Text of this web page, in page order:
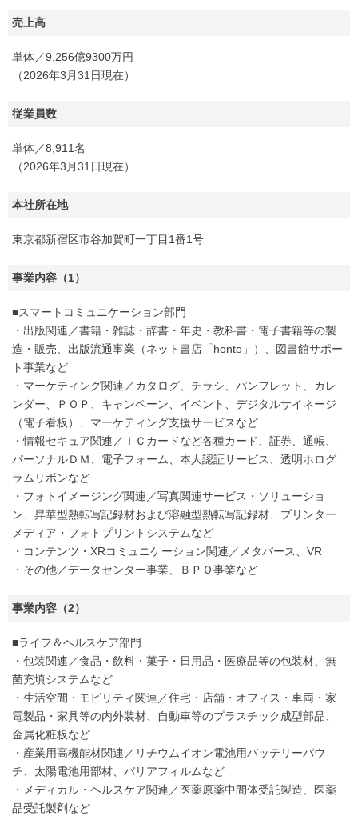
売上高
単体／9,256億9300万円
（2026年3月31日現在）
従業員数
単体／8,911名
（2026年3月31日現在）
本社所在地
東京都新宿区市谷加賀町一丁目1番1号
事業内容（1）
■スマートコミュニケーション部門
・出版関連／書籍・雑誌・辞書・年史・教科書・電子書籍等の製
造・販売、出版流通事業（ネット書店「honto」）、図書館サポー
ト事業など
・マーケティング関連／カタログ、チラシ、パンフレット、カレ
ンダー、ＰＯＰ、キャンペーン、イベント、デジタルサイネージ
（電子看板）、マーケティング支援サービスなど
・情報セキュア関連／ＩＣカードなど各種カード、証券、通帳、
パーソナルＤＭ、電子フォーム、本人認証サービス、透明ホログ
ラムリボンなど
・フォトイメージング関連／写真関連サービス・ソリューショ
ン、昇華型熱転写記録材および溶融型熱転写記録材、プリンター
メディア・フォトプリントシステムなど
・コンテンツ・XRコミュニケーション関連／メタバース、VR
・その他／データセンター事業、ＢＰＯ事業など
事業内容（2）
■ライフ＆ヘルスケア部門
・包装関連／食品・飲料・菓子・日用品・医療品等の包装材、無
菌充填システムなど
・生活空間・モビリティ関連／住宅・店舗・オフィス・車両・家
電製品・家具等の内外装材、自動車等のプラスチック成型部品、
金属化粧板など
・産業用高機能材関連／リチウムイオン電池用バッテリーパウ
チ、太陽電池用部材、バリアフィルムなど
・メディカル・ヘルスケア関連／医薬原薬中間体受託製造、医薬
品受託製剤など